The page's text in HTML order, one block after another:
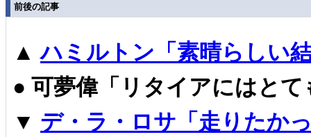
前後の記事
▲ハミルトン「素晴らしい
● 可夢偉「リタイアにはと
▼ デ・ラ・ロサ「走りたか